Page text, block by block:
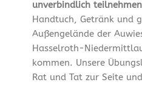
unverbindlich
Handtuch, Getränk und
Außengelände der
Hasselroth-
kommen. Unsere
Rat und Tat zur Seite